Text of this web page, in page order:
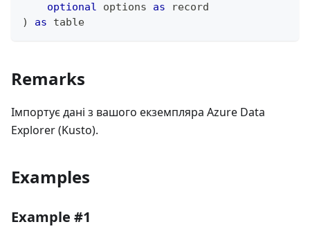
optional options as
record
)
as table
Remarks
Імпортує дані з вашого екземпляра Azure Data
Explorer (Kusto).
Examples
Example #1